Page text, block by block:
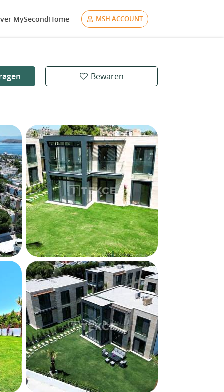
MySecondHome MSH ACCOUNT
Bewaren